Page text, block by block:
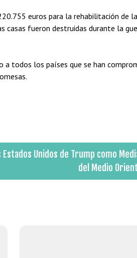
euros para la rehabilitación de la
casas fueron destruidas durante la
todos los países que se han
Estados Unidos de Trump como
del Medio